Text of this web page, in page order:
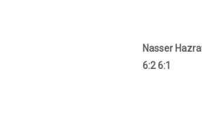
Nasser
6:2 6:1